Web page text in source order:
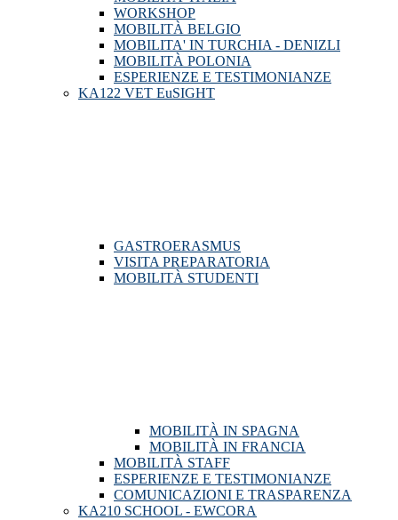
WORKSHOP
MOBILITÀ BELGIO
MOBILITA' IN TURCHIA - DENIZLI
MOBILITÀ POLONIA
ESPERIENZE E TESTIMONIANZE
KA122 VET EuSIGHT
GASTROERASMUS
VISITA PREPARATORIA
MOBILITÀ STUDENTI
MOBILITÀ IN SPAGNA
MOBILITÀ IN FRANCIA
MOBILITÀ STAFF
ESPERIENZE E TESTIMONIANZE
COMUNICAZIONI E TRASPARENZA
KA210 SCHOOL - EWCORA